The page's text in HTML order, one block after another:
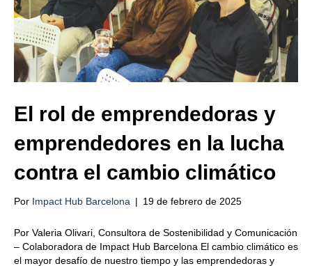
El rol de emprendedoras y
emprendedores en la lucha
contra el cambio climático
Por Impact Hub Barcelona | 19 de febrero de 2025
Por Valeria Olivari, Consultora de Sostenibilidad y Comunicación
– Colaboradora de Impact Hub Barcelona El cambio climático es
el mayor desafío de nuestro tiempo y las emprendedoras y